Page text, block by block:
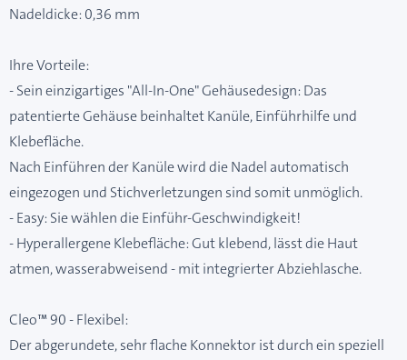
Nadeldicke: 0,36 mm
Ihre Vorteile:
- Sein einzigartiges "All-In-One" Gehäusedesign: Das
patentierte Gehäuse beinhaltet Kanüle, Einführhilfe und
Klebefläche.
Nach Einführen der Kanüle wird die Nadel automatisch
eingezogen und Stichverletzungen sind somit unmöglich.
- Easy: Sie wählen die Einführ-Geschwindigkeit!
- Hyperallergene Klebefläche: Gut klebend, lässt die Haut
atmen, wasserabweisend - mit integrierter Abziehlasche.
Cleo™ 90 - Flexibel:
Der abgerundete, sehr flache Konnektor ist durch ein speziell